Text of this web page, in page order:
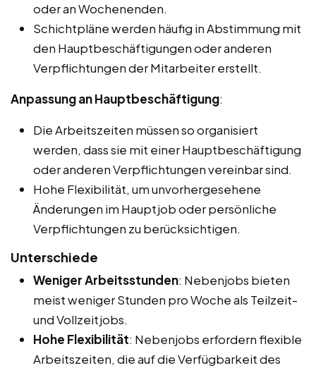
oder an Wochenenden.
Schichtpläne werden häufig in Abstimmung mit
den Hauptbeschäftigungen oder anderen
Verpflichtungen der Mitarbeiter erstellt.
Anpassung an Hauptbeschäftigung:
Die Arbeitszeiten müssen so organisiert
werden, dass sie mit einer Hauptbeschäftigung
oder anderen Verpflichtungen vereinbar sind.
Hohe Flexibilität, um unvorhergesehene
Änderungen im Hauptjob oder persönliche
Verpflichtungen zu berücksichtigen.
Unterschiede
Weniger Arbeitsstunden: Nebenjobs bieten
meist weniger Stunden pro Woche als Teilzeit-
und Vollzeitjobs.
Hohe Flexibilität: Nebenjobs erfordern flexible
Arbeitszeiten, die auf die Verfügbarkeit des